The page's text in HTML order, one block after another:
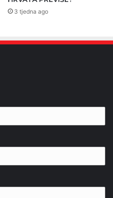
3 tjedna ago